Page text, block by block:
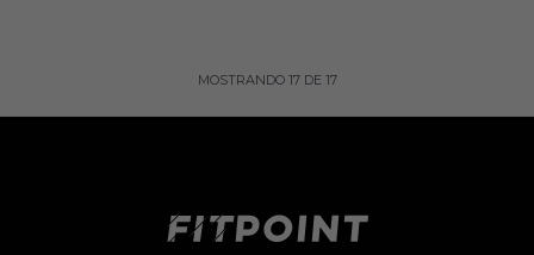
MOSTRANDO 17DE 17